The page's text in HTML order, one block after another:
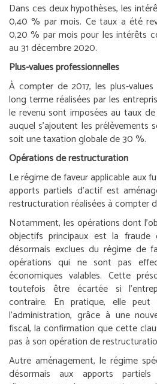
Dans ces deux hypothèses, les
0,40 % par mois. Ce taux a été
0,20 % par mois pour les intérêts
au 31 décembre 2020.
Plus-values professionnelles
À compter de 2017, les plus-
long terme réalisées par les
le revenu sont imposées au taux
auquel s’ajoutent les prélèvements
soit une taxation globale de 30 %.
Opérations de restructuration
Le régime de faveur applicable aux
apports partiels d’actif est
restructuration réalisées à compter
Notamment, les opérations dont
objectifs principaux est la fraude
désormais exclues du régime de
opérations qui ne sont pas
économiques valables. Cette
toutefois être écartée si
contraire. En pratique, elle
l’administration, grâce à une
fiscal, la confirmation que cette
pas à son opération de
Autre aménagement, le régime
désormais aux apports